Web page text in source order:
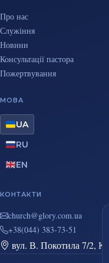
Про нас
Служіння
Новини
Консультації пастора
Пожертвування
МОВА
UA
RU
EN
КОНТАКТИ
au.moc.yrolg@hcruhc
+38(044) 383-73-51
вул. В. Покотила 7/2,